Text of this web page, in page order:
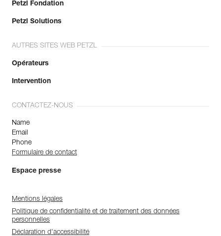
Petzl Fondation
Petzl Solutions
AUTRES SITES WEB PETZL
Opérateurs
Intervention
CONTACTEZ-NOUS
Name
Email
Phone
Formulaire de contact
Espace presse
Mentions légales
Politique de confidentialité et de traitement des données
personnelles
Déclaration d'accessibilité